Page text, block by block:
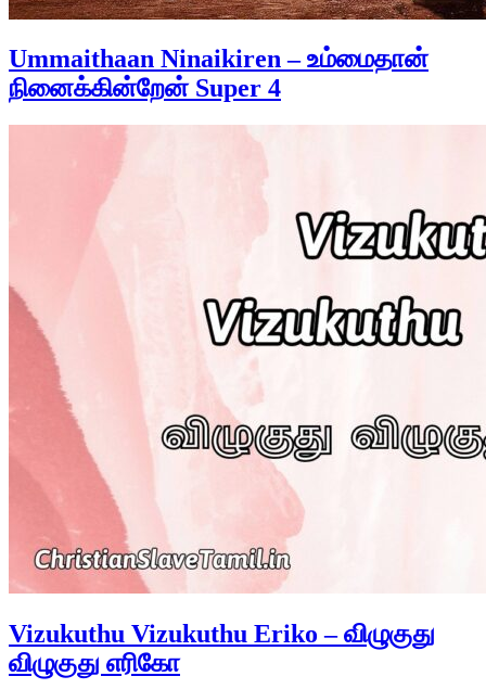
Ummaithaan Ninaikiren – உம்மைதான்
நினைக்கின்றேன் Super 4
Vizukuthu Vizukuthu Eriko – விழுகுது
விழுகுது எரிகோ